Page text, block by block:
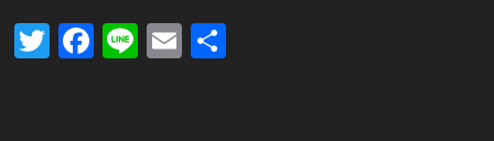
Twitter
Facebook
LineEmail